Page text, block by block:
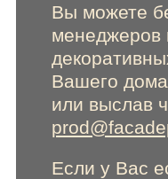
Вы можете
менеджеров
Вашего
или выслав
Если у Вас